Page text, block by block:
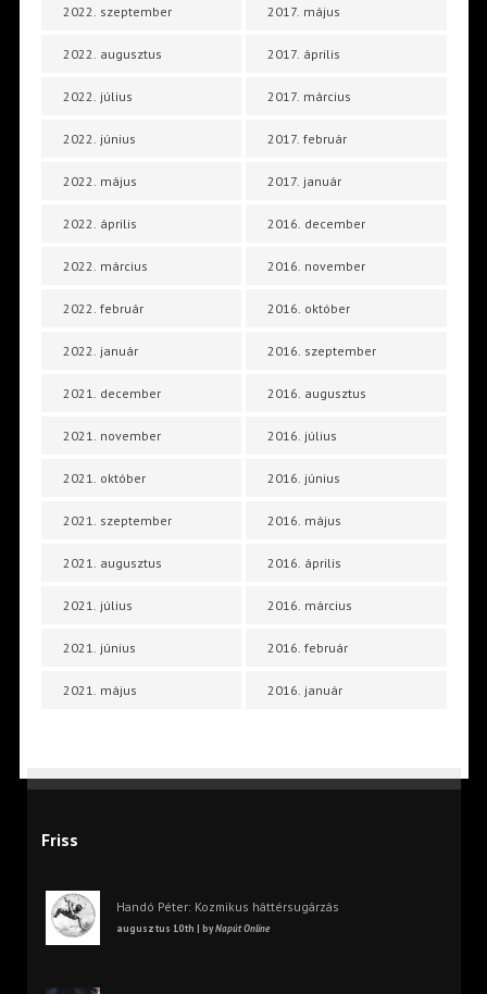
2022. szeptember
2022. augusztus
2022. július
2022. június
2022. május
2022. április
2022. március
2022. február
2022. január
2021. december
2021. november
2021. október
2021. szeptember
2021. augusztus
2021. július
2021. június
2021. május
2017. május
2017. április
2017. március
2017. február
2017. január
2016. december
2016. november
2016. október
2016. szeptember
2016. augusztus
2016. július
2016. június
2016. május
2016. április
2016. március
2016. február
2016. január
Friss
Handó Péter: Kozmikus háttérsugárzás
augusztus 10th | byNapút Online